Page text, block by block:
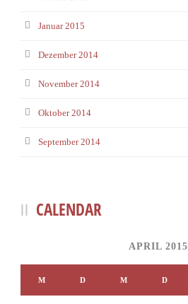
Januar 2015
Dezember 2014
November 2014
Oktober 2014
September 2014
CALENDAR
APRIL 2015
M D M D